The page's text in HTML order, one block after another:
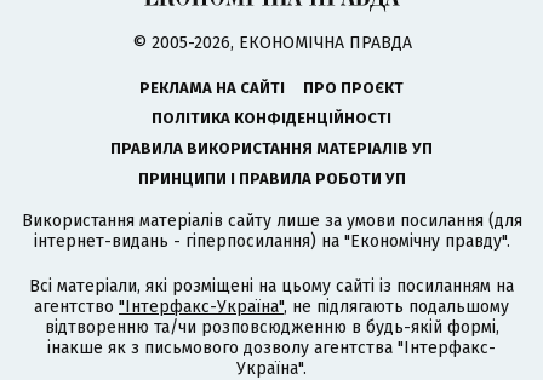
© 2005-2026, ЕКОНОМІЧНА ПРАВДА
РЕКЛАМА НА САЙТІ
ПРО ПРОЄКТ
ПОЛІТИКА КОНФІДЕНЦІЙНОСТІ
ПРАВИЛА ВИКОРИСТАННЯ МАТЕРІАЛІВ УП
ПРИНЦИПИ І ПРАВИЛА РОБОТИ УП
Використання матеріалів сайту лише за умови посилання (для
інтернет-видань - гіперпосилання) на "Економічну правду".
Всі матеріали, які розміщені на цьому сайті із посиланням на
агентство "Інтерфакс-Україна", не підлягають подальшому
відтворенню та/чи розповсюдженню в будь-якій формі,
інакше як з письмового дозволу агентства "Інтерфакс-
Україна".